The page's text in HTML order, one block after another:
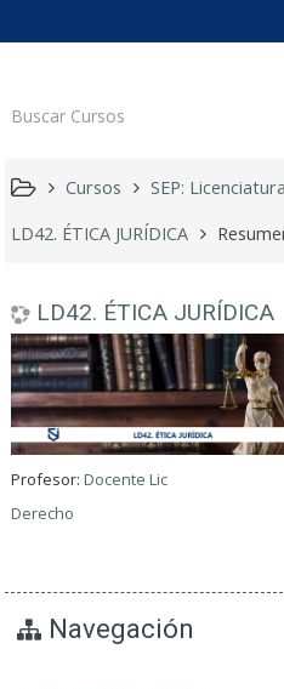
Cursos
SEP:
LD42. ÉTICA JURÍDICA
LD42. ÉTICA JURÍDICA
Profesor:Docente Lic
Derecho
Navegación